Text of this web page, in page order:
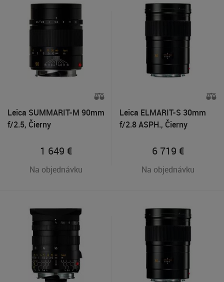
Leica SUMMARIT-M 90mm
f/2.5, Čierny
1 649 €
Na objednávku
Leica ELMARIT-S 30mm
f/2.8 ASPH., Čierny
6 719 €
Na objednávku